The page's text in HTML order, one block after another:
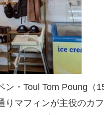
ン・Toul Tom Poung（
りマフィンが主役のカ